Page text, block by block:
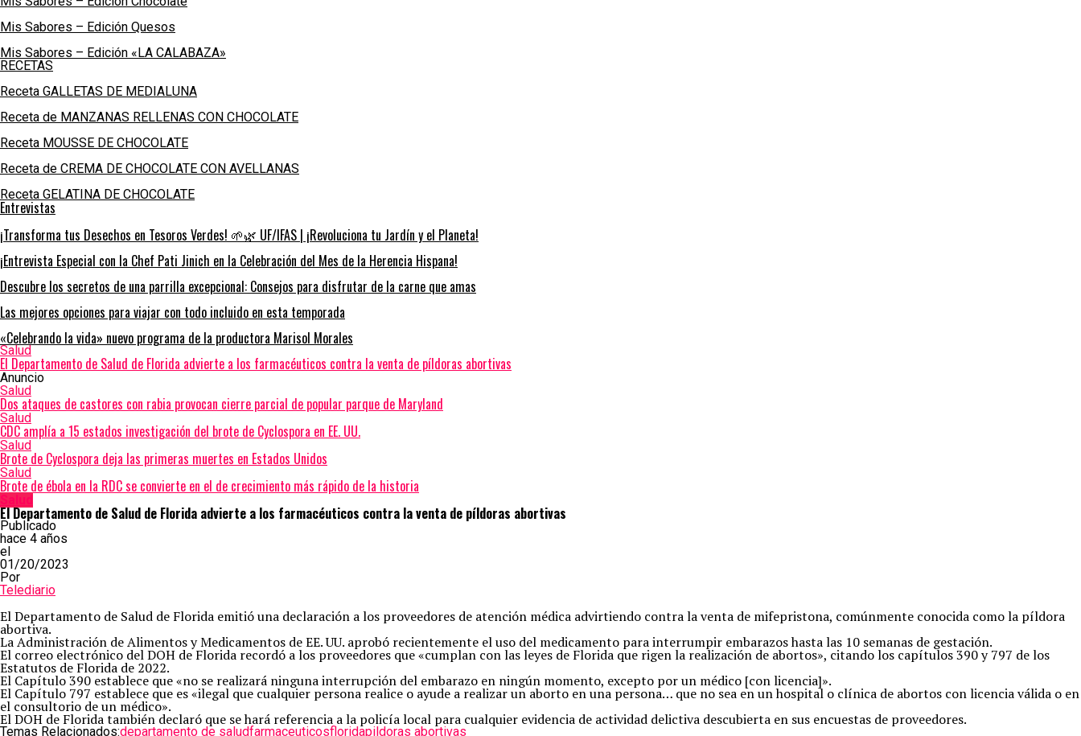
Mis Sabores – Edición Quesos
Mis Sabores – Edición «LA CALABAZA»
RECETAS
Receta GALLETAS DE MEDIALUNA
Receta de MANZANAS RELLENAS CON CHOCOLATE
Receta MOUSSE DE CHOCOLATE
Receta de CREMA DE CHOCOLATE CON AVELLANAS
Receta GELATINA DE CHOCOLATE
Entrevistas
¡Transforma tus Desechos en Tesoros Verdes! 🌱🌿 UF/IFAS | ¡Revoluciona tu Jardín y el Planeta!
¡Entrevista Especial con la Chef Pati Jinich en la Celebración del Mes de la Herencia Hispana!
Descubre los secretos de una parrilla excepcional: Consejos para disfrutar de la carne que amas
Las mejores opciones para viajar con todo incluido en esta temporada
«Celebrando la vida» nuevo programa de la productora Marisol Morales
Salud
El Departamento de Salud de Florida advierte a los farmacéuticos contra la venta de píldoras abortivas
Anuncio
Salud
Dos ataques de castores con rabia provocan cierre parcial de popular parque de Maryland
Salud
CDC amplía a 15 estados investigación del brote de Cyclospora en EE. UU.
Salud
Brote de Cyclospora deja las primeras muertes en Estados Unidos
Salud
Brote de ébola en la RDC se convierte en el de crecimiento más rápido de la historia
Salud
El Departamento de Salud de Florida advierte a los farmacéuticos contra la venta de píldoras abortivas
Publicado
hace 4 años
el
01/20/2023
Por
Telediario
El Departamento de Salud de Florida emitió una declaración a los proveedores de atención médica advirtiendo contra la venta de mifepristona, comúnmente conocida como la píldora
abortiva.
La Administración de Alimentos y Medicamentos de EE. UU. aprobó recientemente el uso del medicamento para interrumpir embarazos hasta las 10 semanas de gestación.
El correo electrónico del DOH de Florida recordó a los proveedores que «cumplan con las leyes de Florida que rigen la realización de abortos», citando los capítulos 390 y 797 de los
Estatutos de Florida de 2022.
El Capítulo 390 establece que «no se realizará ninguna interrupción del embarazo en ningún momento, excepto por un médico [con licencia]».
El Capítulo 797 establece que es «ilegal que cualquier persona realice o ayude a realizar un aborto en una persona… que no sea en un hospital o clínica de abortos con licencia válida o en
el consultorio de un médico».
El DOH de Florida también declaró que se hará referencia a la policía local para cualquier evidencia de actividad delictiva descubierta en sus encuestas de proveedores.
Temas Relacionados:departamento de saludfarmaceuticosfloridapildoras abortivas